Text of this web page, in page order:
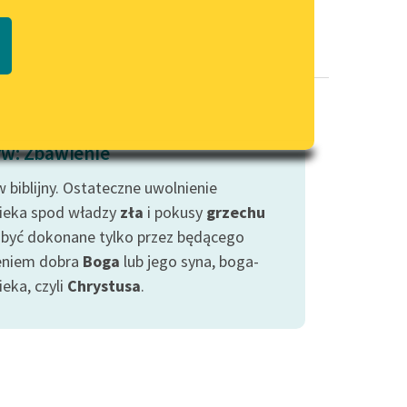
PDF
wrażliwych
Deklaracja dostępności
Zbawienie
biblijny. Ostateczne uwolnienie
spod władzy zła i pokusy grzechu
dokonane tylko przez będącego
dobra Boga lub jego syna, boga-
czyli Chrystusa.